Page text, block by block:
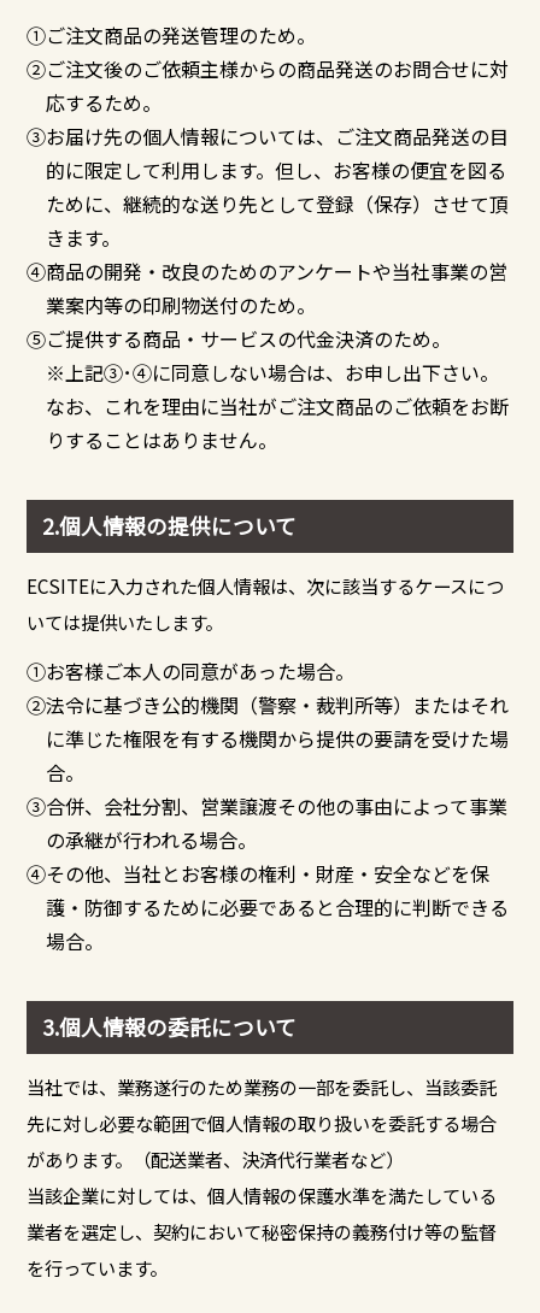
①ご注文商品の発送管理のため。
②ご注文後のご依頼主様からの商品発送のお問合せに対
応するため。
③お届け先の個人情報については、ご注文商品発送の目
的に限定して利用します。但し、お客様の便宜を図る
ために、継続的な送り先として登録（保存）させて頂
きます。
④商品の開発・改良のためのアンケートや当社事業の営
業案内等の印刷物送付のため。
⑤ご提供する商品・サービスの代金決済のため。
※上記③･④に同意しない場合は、お申し出下さい。
なお、これを理由に当社がご注文商品のご依頼をお断
りすることはありません。
2.個人情報の提供について
ECSITEに入力された個人情報は、次に該当するケースにつ
いては提供いたします。
①お客様ご本人の同意があった場合。
②法令に基づき公的機関（警察・裁判所等）またはそれ
に準じた権限を有する機関から提供の要請を受けた場
合。
③合併、会社分割、営業譲渡その他の事由によって事業
の承継が行われる場合。
④その他、当社とお客様の権利・財産・安全などを保
護・防御するために必要であると合理的に判断できる
場合。
3.個人情報の委託について
当社では、業務遂行のため業務の一部を委託し、当該委託
先に対し必要な範囲で個人情報の取り扱いを委託する場合
があります。（配送業者、決済代行業者など）
当該企業に対しては、個人情報の保護水準を満たしている
業者を選定し、契約において秘密保持の義務付け等の監督
を行っています。